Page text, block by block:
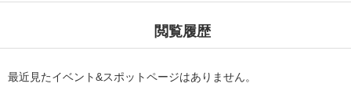
閲覧履歴
最近見たイベント&スポットページはありません。